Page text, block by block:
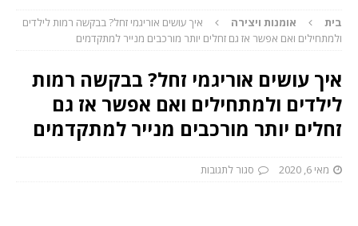
בית אומנות ויצירה
איך עושים אוריגמי זחל? בבקשה רמות לילדים
ולמתחילים ואם אפשר אז גם זחלים יותר מורכבים מנייר למתקדמים
איך עושים אוריגמי זחל? בבקשה רמות
לילדים ולמתחילים ואם אפשר אז גם
זחלים יותר מורכבים מנייר למתקדמים
מאי 6, 2020 סגור לתגובות